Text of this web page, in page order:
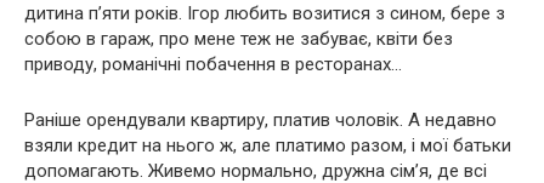
дитина п’яти років. Ігор любить возитися з сином, бере з
собою в гараж, про мене теж не забуває, квіти без
приводу, романічні побачення в ресторанах…
Раніше орендували квартиру, платив чоловік. А недавно
взяли кредит на нього ж, але платимо разом, і мої батьки
допомагають. Живемо нормально, дружна сім’я, де всі